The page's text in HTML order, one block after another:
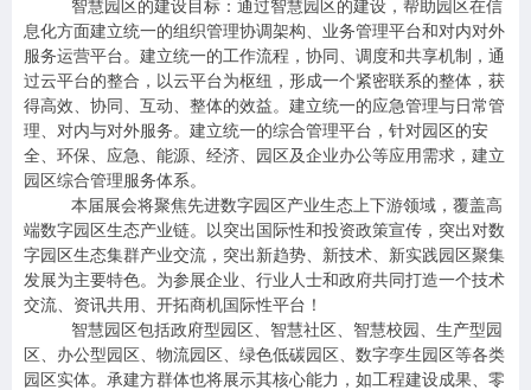
智慧园区的建设目标：通过智慧园区的建设，帮助园区在信
息化方面建立统一的组织管理协调架构、业务管理平台和对内对外
服务运营平台。建立统一的工作流程，协同、调度和共享机制，通
过云平台的整合，以云平台为枢纽，形成一个紧密联系的整体，获
得高效、协同、互动、整体的效益。建立统一的应急管理与日常管
理、对内与对外服务。建立统一的综合管理平台，针对园区的安
全、环保、应急、能源、经济、园区及企业办公等应用需求，建立
园区综合管理服务体系。
本届展会将聚焦先进数字园区产业生态上下游领域，覆盖高
端数字园区生态产业链。以突出国际性和投资政策宣传，突出对数
字园区生态集群产业交流，突出新趋势、新技术、新实践园区聚集
发展为主要特色。为参展企业、行业人士和政府共同打造一个技术
交流、资讯共用、开拓商机国际性平台！
智慧园区包括政府型园区、智慧社区、智慧校园、生产型园
区、办公型园区、物流园区、绿色低碳园区、数字孪生园区等各类
园区实体。承建方群体也将展示其核心能力，如工程建设成果、零